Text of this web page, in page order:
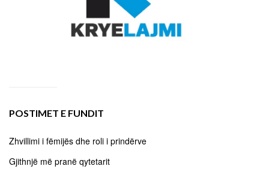
POSTIMET E FUNDIT
Zhvillimi i fëmijës dhe roli i prindërve
Gjithnjë më pranë qytetarit